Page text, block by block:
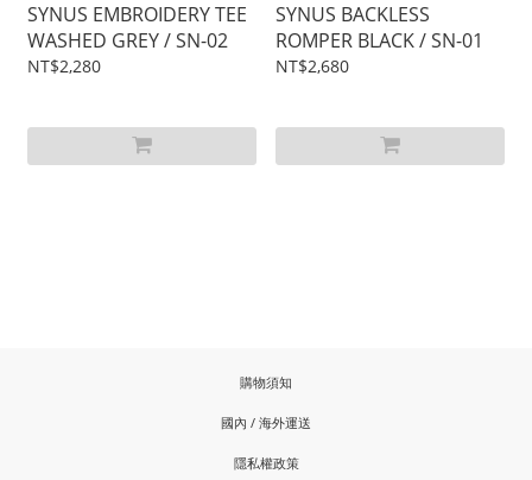
SYNUS EMBROIDERY TEE
WASHED GREY / SN-02
NT$2,280
SYNUS BACKLESS
ROMPER BLACK / SN-01
NT$2,680
購物須知
國內 / 海外運送
隱私權政策